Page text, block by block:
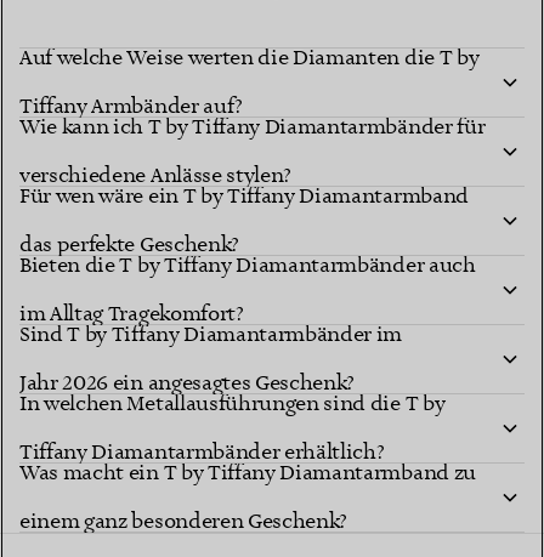
Auf welche Weise werten die Diamanten die T by
Tiffany Armbänder auf?
Wie kann ich T by Tiffany Diamantarmbänder für
verschiedene Anlässe stylen?
Für wen wäre ein T by Tiffany Diamantarmband
das perfekte Geschenk?
Bieten die T by Tiffany Diamantarmbänder auch
im Alltag Tragekomfort?
Sind T by Tiffany Diamantarmbänder im
Jahr 2026 ein angesagtes Geschenk?
In welchen Metallausführungen sind die T by
Tiffany Diamantarmbänder erhältlich?
Was macht ein T by Tiffany Diamantarmband zu
einem ganz besonderen Geschenk?